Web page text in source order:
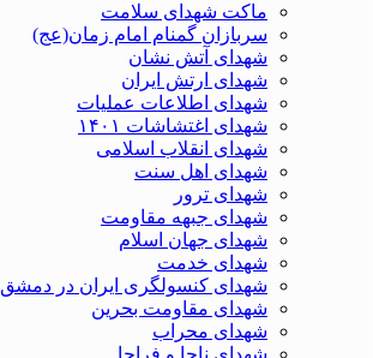
ماکت شهدای سلامت
سربازان گمنام امام زمان(عج)
شهدای آتش نشان
شهدای ارتش ایران
شهدای اطلاعات عملیات
شهدای اغتشاشات ۱۴۰۱
شهدای انقلاب اسلامی
شهدای اهل سنت
شهدای ترور
شهدای جبهه مقاومت
شهدای جهان اسلام
شهدای خدمت
شهدای کنسولگری ایران در دمشق
شهدای مقاومت بحرین
شهدای محراب
شهدای ناجا و فراجا